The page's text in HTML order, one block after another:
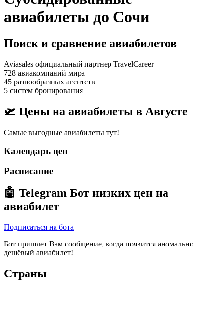
авиабилеты до Сочи
Поиск и сравнение авиабилетов
Aviasales официальный партнер TravelCareer
728 авиакомпаний мира
45 разнообразных агентств
5 систем бронирования
🛫 Цены на авиабилеты в Августе
Самые выгодные авиабилеты тут!
Календарь цен
Расписание
🤖 Telegram Бот низких цен на
авиабилет
Подписаться на бота
Бот пришлет Вам сообщение, когда появится аномально
дешёвый авиабилет!
Страны